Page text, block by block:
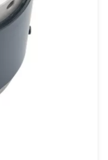
carico
0,15%,